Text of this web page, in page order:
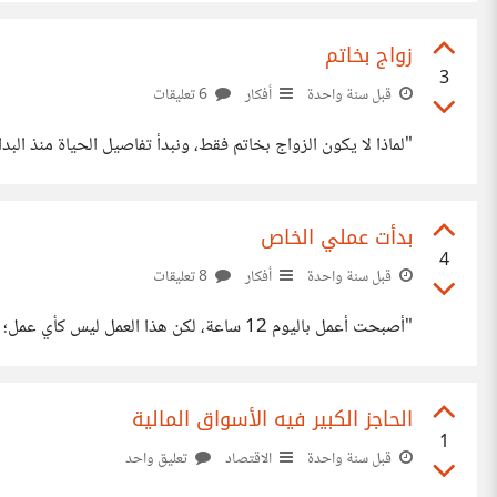
3
زواج بخاتم
قبل سنة واحدة أفكار
"لماذا لا يكون الزواج بخاتم فقط، ونبدأ تفاصيل الحياة منذ
4
بدأت عملي الخاص
قبل سنة واحدة أفكار
"أصبحت أعمل باليوم 12 ساعة، لكن هذا العمل ليس كأي عمل؛ فأنا أشتغل ولدي حافز كبير فيه. ماذا عنكم؟ هل جرّبتم أن تعملوا في عمل خاص بكم؟"
1
الحاجز الكبير فيه الأسواق المالية
قبل سنة واحدة الاقتصاد تعليق واحد